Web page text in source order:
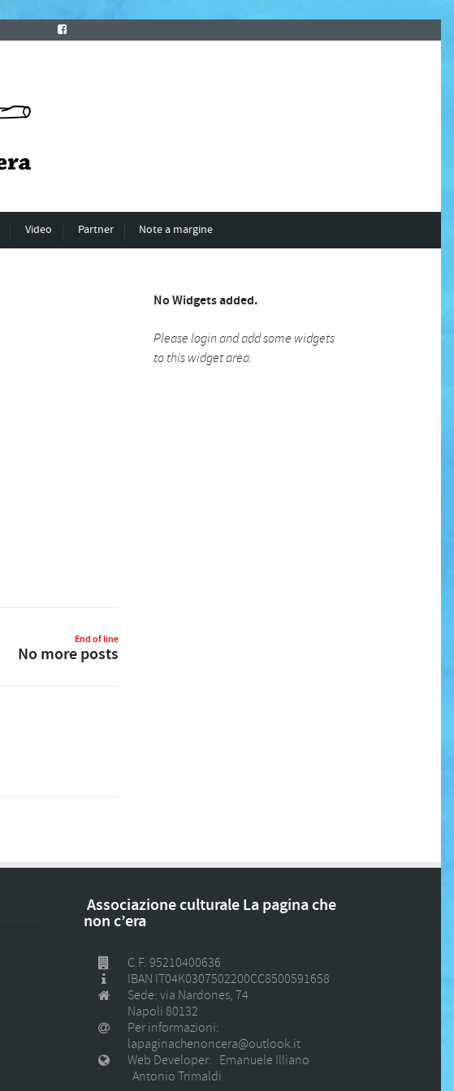
Video Partner Note a margine
End of line
No more posts
No Widgets added.
Please login and add some widgets
to this widget area.
Associazione culturale La pagina che
non c’era
C.F. 95210400636
IBAN IT04K0307502200CC8500591658
Sede: via Nardones, 74
Napoli 80132
Per informazioni:
lapaginachenoncera@outlook.it
Web Developer: Emanuele Illiano
Antonio Trimaldi